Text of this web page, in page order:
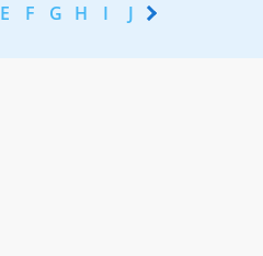
E F G H I J K